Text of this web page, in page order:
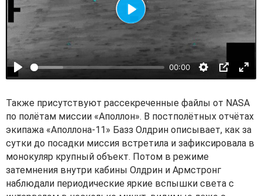
00:00
В
п
о
и
з
в
е
с
Также присутствуют рассекреченные файлы от NASA
по полётам миссии «Аполлон». В постполётных отчётах
экипажа «Аполлона-11» Базз Олдрин описывает, как за
сутки до посадки миссия встретила и зафиксировала в
монокуляр крупный объект. Потом в режиме
затемнения внутри кабины Олдрин и Армстронг
наблюдали периодические яркие вспышки света с